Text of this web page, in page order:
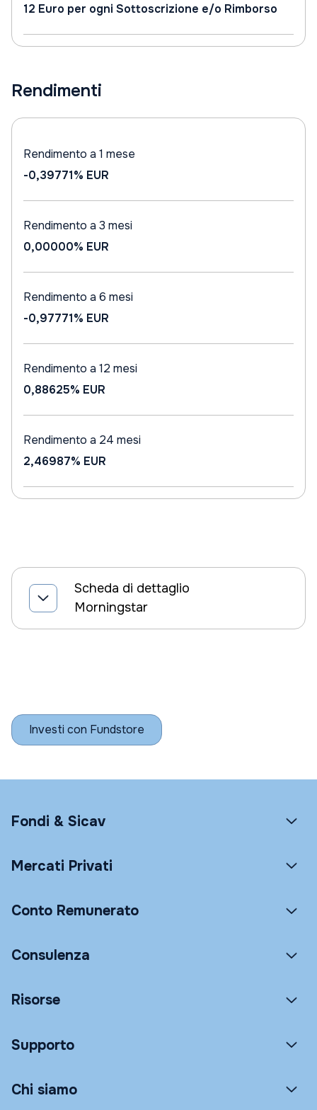
12 Euro per ogni Sottoscrizione e/o Rimborso
Rendimenti
Rendimento a 1 mese
-0,39771% EUR
Rendimento a 3 mesi
0,00000% EUR
Rendimento a 6 mesi
-0,97771% EUR
Rendimento a 12 mesi
0,88625% EUR
Rendimento a 24 mesi
2,46987% EUR
Scheda di dettaglio
Morningstar
Investi con Fundstore
Fondi & Sicav
Mercati Privati
Conto Remunerato
Consulenza
Risorse
Supporto
Chi siamo